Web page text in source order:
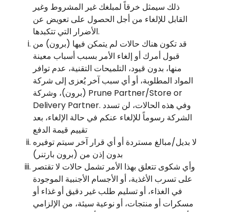
ذلك سيمثل خرقاً لمبلغك غير المشروط وغير
القابل للإلغاء من أجل الحصول على تعويض عن
الأضرار التي تتكبدها.
قد تكون هناك حالات لم يتمكن فيها (برون) من
قبول أمرك أو إلغاء الأمر بسبب أسباب معينة
منها، بدون قيود، التلميحات التقنية، عدم توافر
المواد المطلوبة، أو أي سبب آخر يُعزى إلى شركة
(برون)، وشركة Prune Partner/Store or
Delivery Partner. وفي هذه الحالات، لن تسدد
الشركة رسوماً للإلغاء عنكم في حالة الإلغاء، بعد
تقييم قيمة الدفع
لا بديل/مبالغ مستردة أو أي قرار آخر سيتم توفيره
بدون إذن من (برون بارتنر)
وأي شكوى تتعلق بهذا الأمر تشمل حالات لا تقتصر
على تسرب الأغذية، أو الأجسام الأجنبية الموجودة
في الغذاء، أو تسليم طلب غير دقيق أو غذاء أو
مسكرات أو منتجات، أو نوعية سيئة، من الإلزامي